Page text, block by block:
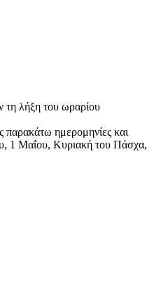
τη λήξη του ωραρίου
παρακάτω ημερομηνίες και
1 Μαΐου, Κυριακή του Πάσχα,